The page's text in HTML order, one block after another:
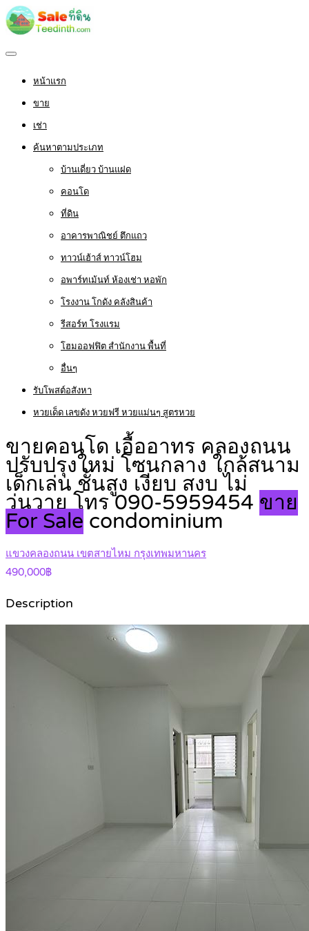
หน้าแรก
ขาย
เช่า
ค้นหาตามประเภท
บ้านเดี่ยว บ้านแฝด
คอนโด
ที่ดิน
อาคารพาณิชย์ ตึกแถว
ทาวน์เฮ้าส์ ทาวน์โฮม
อพาร์ทเม้นท์ ห้องเช่า หอพัก
โรงงาน โกดัง คลังสินค้า
รีสอร์ท โรงแรม
โฮมออฟฟิต สำนักงาน พื้นที่
อื่นๆ
รับโพสต์อสังหา
หวยเด็ด เลขดัง หวยฟรี หวยแม่นๆ สูตรหวย
ขายคอนโด เอื้ออาทร คลองถนน
ปรับปรุงใหม่ โซนกลาง ใกล้สนาม
เด็กเล่น ชั้นสูง เงียบ สงบ ไม่
วุ่นวาย โทร 090-5959454 ขาย
For Sale condominium
แขวงคลองถนน เขตสายไหม กรุงเทพมหานคร
490,000฿
Description